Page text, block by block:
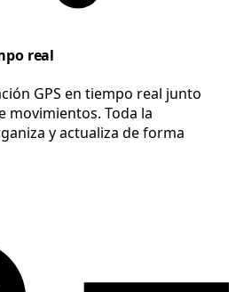
real
GPS en tiempo real junto
movimientos. Toda la
y actualiza de forma